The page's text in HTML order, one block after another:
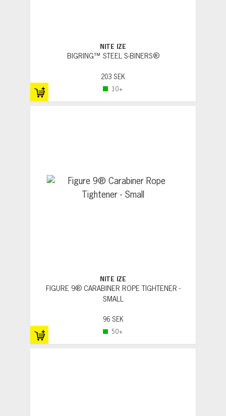
NITE IZE
BIGRING™ STEEL S-BINERS®
203 SEK
10+
NITE IZE
FIGURE 9® CARABINER ROPE TIGHTENER -
SMALL
96 SEK
50+